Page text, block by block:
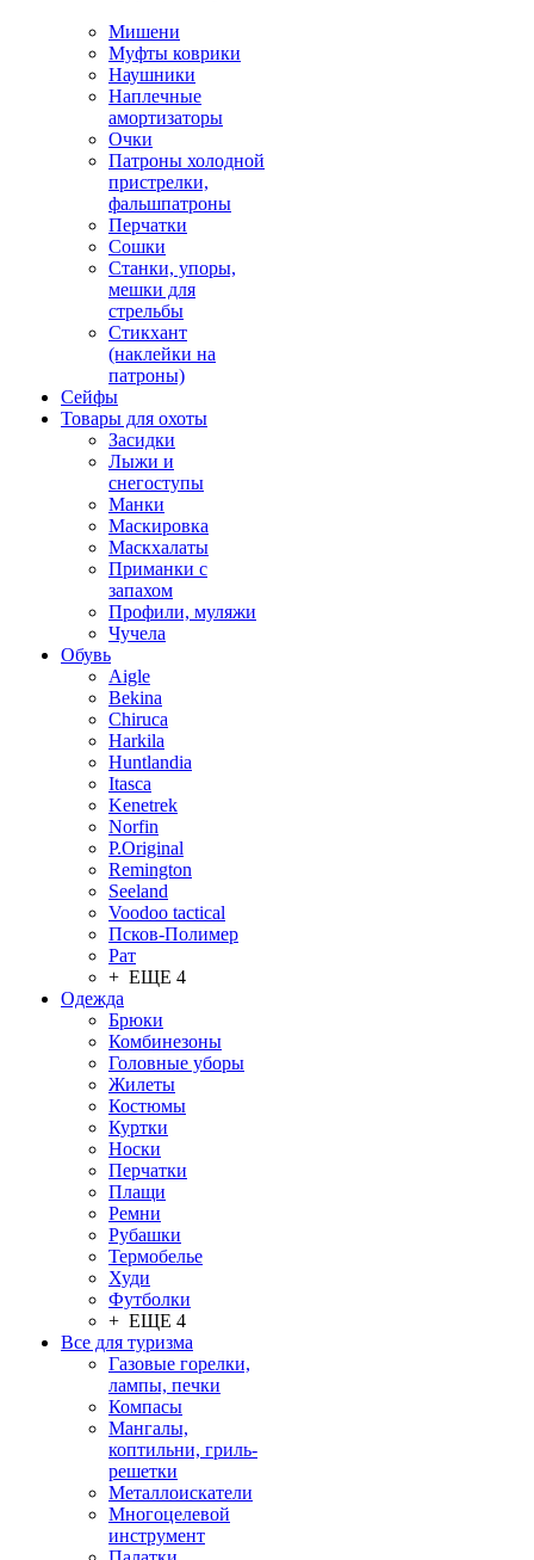
Мишени
Муфты коврики
Наушники
Наплечные
амортизаторы
Очки
Патроны холодной
пристрелки,
фальшпатроны
Перчатки
Сошки
Станки, упоры,
мешки для
стрельбы
Стикхант
(наклейки на
патроны)
Сейфы
Товары для охоты
Засидки
Лыжи и
снегоступы
Манки
Маскировка
Маскхалаты
Приманки с
запахом
Профили, муляжи
Чучела
Обувь
Aigle
Bekina
Chiruсa
Harkila
Huntlandia
Itasca
Kenetrek
Norfin
P.Original
Remington
Seeland
Voodoo tactical
Псков-Полимер
Рат
+ ЕЩЕ 4
Одежда
Брюки
Комбинезоны
Головные уборы
Жилеты
Костюмы
Куртки
Носки
Перчатки
Плащи
Ремни
Рубашки
Термобелье
Худи
Футболки
+ ЕЩЕ 4
Все для туризма
Газовые горелки,
лампы, печки
Компасы
Мангалы,
коптильни, гриль-
решетки
Металлоискатели
Многоцелевой
инструмент